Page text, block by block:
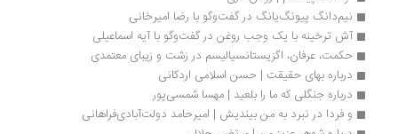
نیم‌دانگ پیونگ‌یانگ در گفت‌وگو با رضا امیرخانی
آش ترخینه با یک وجب روغن در گفت‌وگو با آیه اسماعیلی
حکمت، عرفان، اگزیستانسیالیسم در زشت و زیبای معتمدی
درباره بهای حقیقت | حسن اسلامی اردکانی
درباره جنگلی که ما را بلعید | مهسا شمسی‌پور
و فردا در نبرد به من بیندیش | امیرحامد دولت‌آبادی‌فراهانی